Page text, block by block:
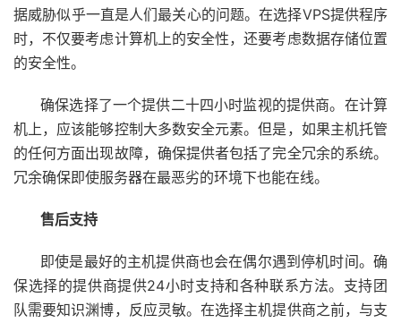
据威胁似乎一直是人们最关心的问题。在选择VPS提供程序
时，不仅要考虑计算机上的安全性，还要考虑数据存储位置
的安全性。
确保选择了一个提供二十四小时监视的提供商。在计算
机上，应该能够控制大多数安全元素。但是，如果主机托管
的任何方面出现故障，确保提供者包括了完全冗余的系统。
冗余确保即使服务器在最恶劣的环境下也能在线。
售后支持
即使是最好的主机提供商也会在偶尔遇到停机时间。确
保选择的提供商提供24小时支持和各种联系方法。支持团
队需要知识渊博，反应灵敏。在选择主机提供商之前，与支